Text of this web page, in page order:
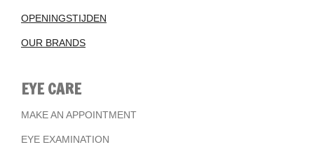
OPENINGSTIJDEN
OUR BRANDS
EYE CARE
MAKE AN APPOINTMENT
EYE EXAMINATION